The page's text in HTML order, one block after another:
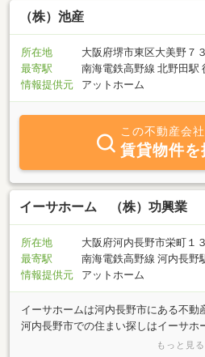
ップフロアのモデルハウスもご見学い
（株）池産
所在地
大阪府堺市東区大美野７
最寄駅
南海電鉄高野線 北野田駅
情報提供元
アットホーム
この不動産会
賃貸物件を
イーサホーム （株）功興業
所在地
大阪府河内長野市栄町１
最寄駅
南海電鉄高野線 河内長野
情報提供元
アットホーム
イーサホームは河内長野市にある不動
河内長野市での住まい探しはイーサホ
様の希望にあった物件を親身になって
もっと見る